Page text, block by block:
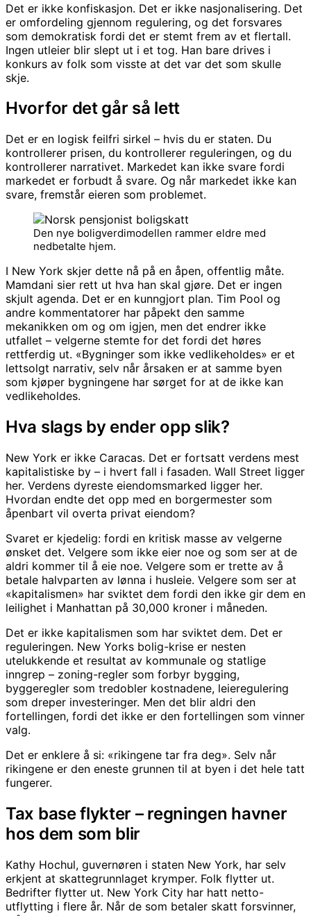
Det er ikke konfiskasjon. Det er ikke nasjonalisering. Det
er omfordeling gjennom regulering, og det forsvares
som demokratisk fordi det er stemt frem av et flertall.
Ingen utleier blir slept ut i et tog. Han bare drives i
konkurs av folk som visste at det var det som skulle
skje.
Hvorfor det går så lett
Det er en logisk feilfri sirkel – hvis du er staten. Du
kontrollerer prisen, du kontrollerer reguleringen, og du
kontrollerer narrativet. Markedet kan ikke svare fordi
markedet er forbudt å svare. Og når markedet ikke kan
svare, fremstår eieren som problemet.
Den nye boligverdimodellen rammer eldre med
nedbetalte hjem.
I New York skjer dette nå på en åpen, offentlig måte.
Mamdani sier rett ut hva han skal gjøre. Det er ingen
skjult agenda. Det er en kunngjort plan. Tim Pool og
andre kommentatorer har påpekt den samme
mekanikken om og om igjen, men det endrer ikke
utfallet – velgerne stemte for det fordi det høres
rettferdig ut. «Bygninger som ikke vedlikeholdes» er et
lettsolgt narrativ, selv når årsaken er at samme byen
som kjøper bygningene har sørget for at de ikke kan
vedlikeholdes.
Hva slags by ender opp slik?
New York er ikke Caracas. Det er fortsatt verdens mest
kapitalistiske by – i hvert fall i fasaden. Wall Street ligger
her. Verdens dyreste eiendomsmarked ligger her.
Hvordan endte det opp med en borgermester som
åpenbart vil overta privat eiendom?
Svaret er kjedelig: fordi en kritisk masse av velgerne
ønsket det. Velgere som ikke eier noe og som ser at de
aldri kommer til å eie noe. Velgere som er trette av å
betale halvparten av lønna i husleie. Velgere som ser at
«kapitalismen» har sviktet dem fordi den ikke gir dem en
leilighet i Manhattan på 30,000 kroner i måneden.
Det er ikke kapitalismen som har sviktet dem. Det er
reguleringen. New Yorks bolig-krise er nesten
utelukkende et resultat av kommunale og statlige
inngrep – zoning-regler som forbyr bygging,
byggeregler som tredobler kostnadene, leieregulering
som dreper investeringer. Men det blir aldri den
fortellingen, fordi det ikke er den fortellingen som vinner
valg.
Det er enklere å si: «rikingene tar fra deg». Selv når
rikingene er den eneste grunnen til at byen i det hele tatt
fungerer.
Tax base flykter – regningen havner
hos dem som blir
Kathy Hochul, guvernøren i staten New York, har selv
erkjent at skattegrunnlaget krymper. Folk flytter ut.
Bedrifter flytter ut. New York City har hatt netto-
utflytting i flere år. Når de som betaler skatt forsvinner,